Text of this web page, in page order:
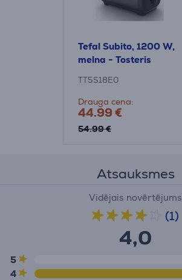
Tefal Subito, 1200 W,
melna - Tosteris
TT5S18E0
Drauga cena:
44.99 €
54.99 €
Atsauksmes
Vidējais novērtējums
(1)
4,0
5
4